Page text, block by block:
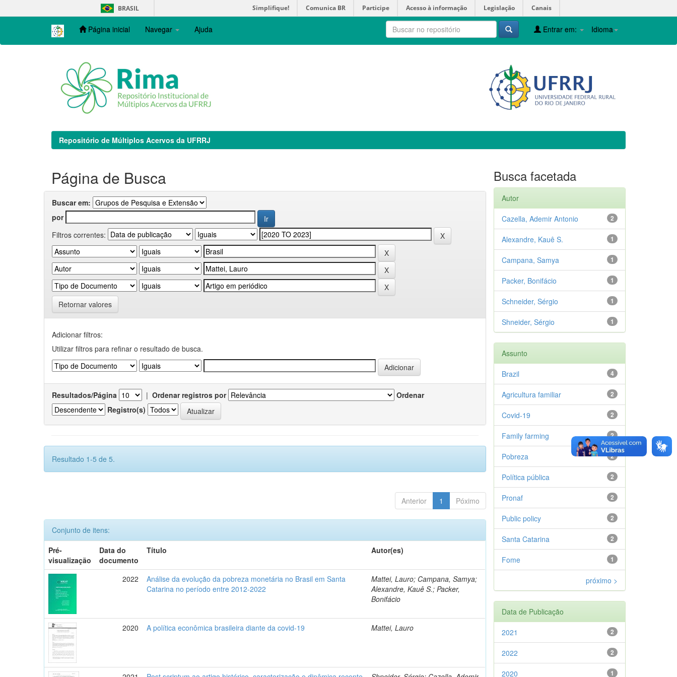
navigation
BRASIL Simplifique! Comunica BR Participe Acesso à informação Legislação Canais
Página inicial Navegar Ajuda Idioma
Entrar em:
Repositório de Múltiplos Acervos da UFRRJ
Página de Busca
Buscar em:
por
Filtros correntes:
Retornar valores
Adicionar filtros:
Utilizar filtros para refinar o resultado de busca.
Resultados/Página | Ordenar registros por
Ordenar
Registro(s)
Resultado 1-5 de 5.
Anterior 1 Póximo
Conjunto de itens:
Pré-
visualização
Data do
documento
Título Autor(es)
2022
Análise da evolução da pobreza monetária no Brasil em Santa
Catarina no período entre 2012-2022
Mattei, Lauro; Campana, Samya;
Alexandre, Kauê S.; Packer,
Bonifácio
2020 A política econômica brasileira diante da covid-19 Mattei, Lauro
Busca facetada
Autor
2
Cazella, Ademir Antonio
1
Alexandre, Kauê S.
1
Campana, Samya
1
Packer, Bonifácio
1
Schneider, Sérgio
1
Shneider, Sérgio
Assunto
4
Brazil
2
Agricultura familiar
2
Covid-19
2
Family farming
2
Pobreza
2
Política pública
2
Pronaf
2
Public policy
2
Santa Catarina
1
Fome
próximo >
Data de Publicação
2
2021
2
2022
1
2020